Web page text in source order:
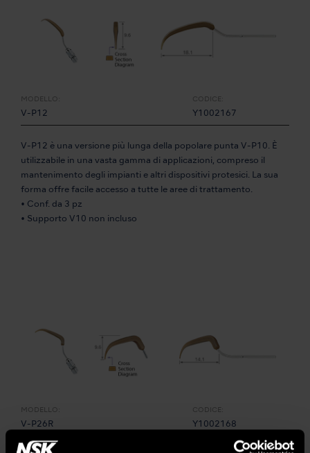
MODELLO:
V-P12
CODICE:
Y1002167
V-P12 è una versione più lunga della popolare punta V-P10. È
utilizzabile in una vasta gamma di applicazioni, compreso il
mantenimento degli impianti e altri dispositivi protesici. La sua
forma offre facile accesso a tutte le aree di trattamento.
• Conf. da 3 pz
• Supporto V10 non incluso
MODELLO:
V-P26R
CODICE:
Y1002168